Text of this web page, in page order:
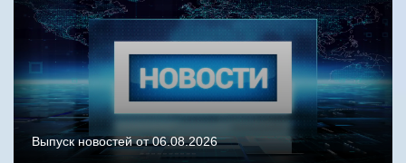
Выпуск новостей от 06.08.2026